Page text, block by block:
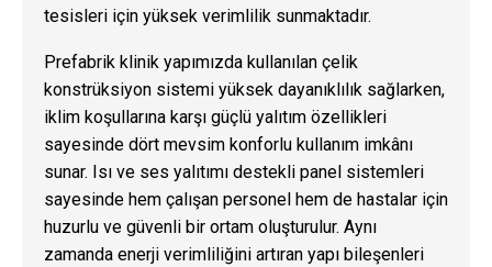
tesisleri için yüksek verimlilik sunmaktadır.
Prefabrik klinik yapımızda kullanılan çelik
konstrüksiyon sistemi yüksek dayanıklılık sağlarken,
iklim koşullarına karşı güçlü yalıtım özellikleri
sayesinde dört mevsim konforlu kullanım imkânı
sunar. Isı ve ses yalıtımı destekli panel sistemleri
sayesinde hem çalışan personel hem de hastalar için
huzurlu ve güvenli bir ortam oluşturulur. Aynı
zamanda enerji verimliliğini artıran yapı bileşenleri